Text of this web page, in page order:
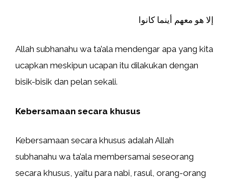
إلا هو معهم أينما كانوا
Allah subhanahu wa ta’ala mendengar apa yang kita
ucapkan meskipun ucapan itu dilakukan dengan
bisik-bisik dan pelan sekali.
Kebersamaan secara khusus
Kebersamaan secara khusus adalah Allah
subhanahu wa ta’ala membersamai seseorang
secara khusus, yaitu para nabi, rasul, orang-orang